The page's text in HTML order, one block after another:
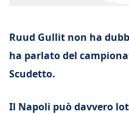
Ruud Gullit non ha
ha parlato del
Scudetto.
Il Napoli può davvero